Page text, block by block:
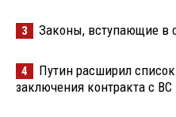
3 Законы, вступающие в
4
Путин расширил
заключения контракта с